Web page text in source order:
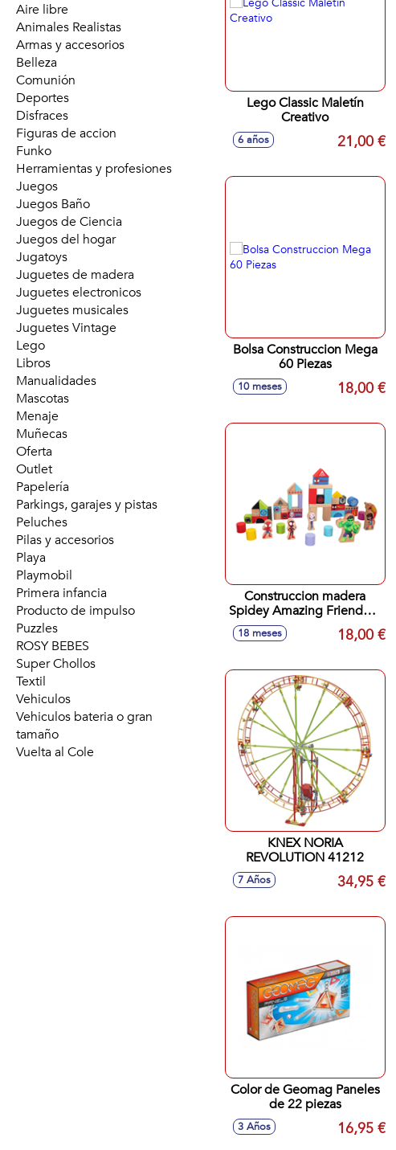
Lego Classic Maletín
Creativo
6 años 21,00 €
Bolsa Construccion Mega
60 Piezas
10 meses 18,00 €
Construccion madera
Spidey Amazing Friends &
Friends
18 meses 18,00 €
KNEX NORIA
REVOLUTION 41212
7 Años 34,95 €
Color de Geomag Paneles
de 22 piezas
3 Años 16,95 €
Aire libre
Animales Realistas
Armas y accesorios
Belleza
Comunión
Deportes
Disfraces
Figuras de accion
Funko
Herramientas y profesiones
Juegos
Juegos Baño
Juegos de Ciencia
Juegos del hogar
Jugatoys
Juguetes de madera
Juguetes electronicos
Juguetes musicales
Juguetes Vintage
Lego
Libros
Manualidades
Mascotas
Menaje
Muñecas
Oferta
Outlet
Papelería
Parkings, garajes y pistas
Peluches
Pilas y accesorios
Playa
Playmobil
Primera infancia
Producto de impulso
Puzzles
ROSY BEBES
Super Chollos
Textil
Vehiculos
Vehiculos bateria o gran
tamaño
Vuelta al Cole